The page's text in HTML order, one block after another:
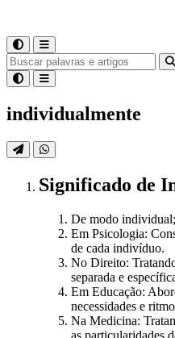
individualmente
Significado de
De modo
Em Psicologia:
de cada indivíduo.
No Direito:
separada e
Em Educação:
necessidades e
Na Medicina:
as particularidades